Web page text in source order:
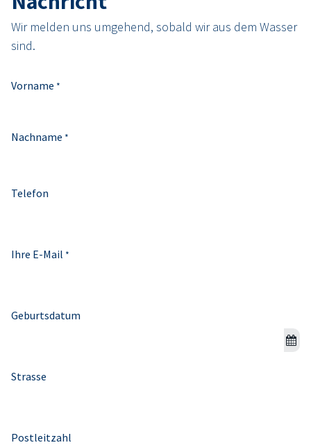
Wir melden uns umgehend, sobald wir aus dem Wasser
sind.
Vorname *
Nachname *
Telefon
Ihre E-Mail *
Geburtsdatum
Strasse
Postleitzahl